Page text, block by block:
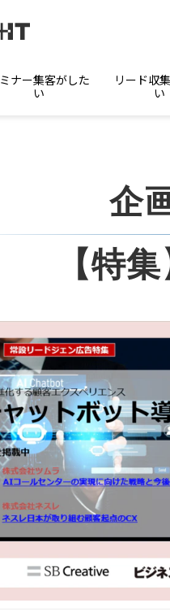
ナー集客がした
い
リード収
い
企
【特